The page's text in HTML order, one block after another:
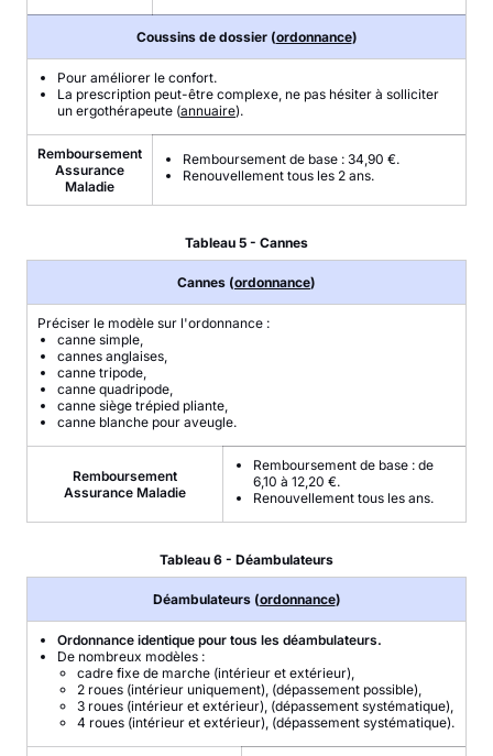
Coussins de dossier (ordonnance)
Pour améliorer le confort.
La prescription peut-être complexe, ne pas hésiter à solliciter
un ergothérapeute (annuaire).
Remboursement
Assurance
Maladie
Remboursement de base : 34,90 €.
Renouvellement tous les 2 ans.
Tableau 5 - Cannes
Cannes (ordonnance)
Préciser le modèle sur l'ordonnance :
canne simple,
cannes anglaises,
canne tripode,
canne quadripode,
canne siège trépied pliante,
canne blanche pour aveugle.
Remboursement
Assurance Maladie
Remboursement de base : de
6,10 à 12,20 €.
Renouvellement tous les ans.
Tableau 6 - Déambulateurs
Déambulateurs (ordonnance)
Ordonnance identique pour tous les déambulateurs.
De nombreux modèles :
cadre fixe de marche (intérieur et extérieur),
2 roues (intérieur uniquement), (dépassement possible),
3 roues (intérieur et extérieur), (dépassement systématique),
4 roues (intérieur et extérieur), (dépassement systématique).